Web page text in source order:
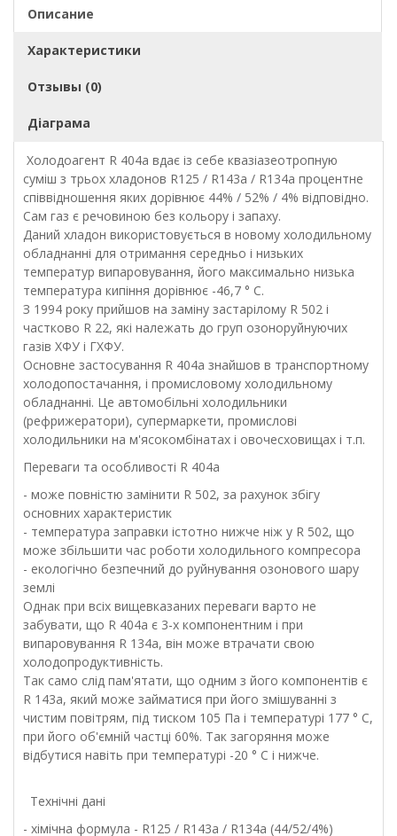
Описание
Характеристики
Отзывы (0)
Діаграма
Холодоагент R 404a вдає із себе квазіазеотропную
суміш з трьох хладонов R125 / R143а / R134a процентне
співвідношення яких дорівнює 44% / 52% / 4% відповідно.
Сам газ є речовиною без кольору і запаху.
Даний хладон використовується в новому холодильному
обладнанні для отримання середньо і низьких
температур випаровування, його максимально низька
температура кипіння дорівнює -46,7 ° С.
З 1994 року прийшов на заміну застарілому R 502 і
частково R 22, які належать до груп озоноруйнуючих
газів ХФУ і ГХФУ.
Основне застосування R 404a знайшов в транспортному
холодопостачання, і промисловому холодильному
обладнанні. Це автомобільні холодильники
(рефрижератори), супермаркети, промислові
холодильники на м'ясокомбінатах і овочесховищах і т.п.
Переваги та особливості R 404a
- може повністю замінити R 502, за рахунок збігу
основних характеристик
- температура заправки істотно нижче ніж у R 502, що
може збільшити час роботи холодильного компресора
- екологічно безпечний до руйнування озонового шару
землі
Однак при всіх вищевказаних переваги варто не
забувати, що R 404а є 3-х компонентним і при
випаровування R 134а, він може втрачати свою
холодопродуктивність.
Так само слід пам'ятати, що одним з його компонентів є
R 143a, який може займатися при його змішуванні з
чистим повітрям, під тиском 105 Па і температурі 177 ° С,
при його об'ємній частці 60%. Так загоряння може
відбутися навіть при температурі -20 ° С і нижче.
Технічні дані
- хімічна формула - R125 / R143а / R134a (44/52/4%)